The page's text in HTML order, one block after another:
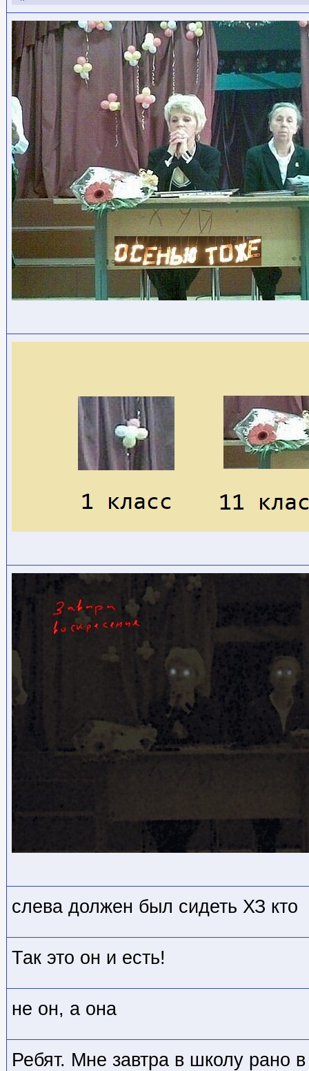
слева должен был сидеть ХЗ кто
Так это он и есть!
не он, а она
Ребят. Мне завтра в школу рано в